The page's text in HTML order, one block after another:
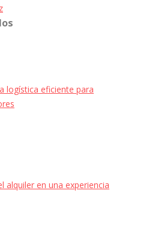
logística eficiente para
alquiler en una experiencia